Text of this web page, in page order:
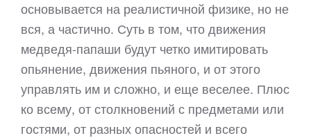
основывается на реалистичной физике, но не
вся, а частично. Суть в том, что движения
медведя-папаши будут четко имитировать
опьянение, движения пьяного, и от этого
управлять им и сложно, и еще веселее. Плюс
ко всему, от столкновений с предметами или
гостями, от разных опасностей и всего